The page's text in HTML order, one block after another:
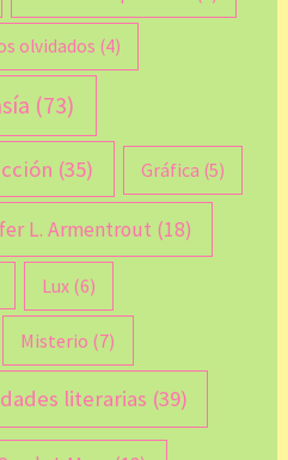
olvidados (4)
(73)
(35) Gráfica (5)
L. Armentrout (18)
Lux (6)
Misterio (7)
literarias (39)